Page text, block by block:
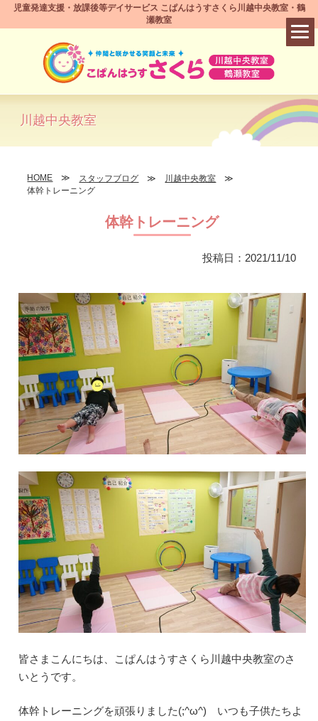
児童発達支援・放課後等デイサービス こぱんはうすさくら川越中央教室・鶴
瀬教室
川越中央教室
HOME スタッフブログ
川越中央教室
体幹トレーニング
体幹トレーニング
投稿日：2021/11/10
皆さまこんにちは、こぱんはうすさくら川越中央教室のさ
いとうです。
体幹トレーニングを頑張りました(;^ω^) いつも子供たちよ